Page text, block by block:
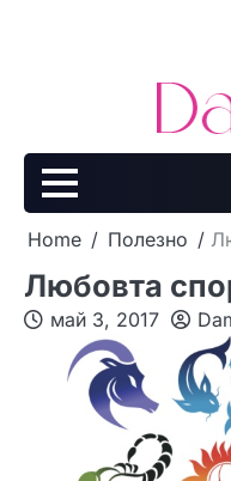
Home Полезно
Любовта
май 3, 2017